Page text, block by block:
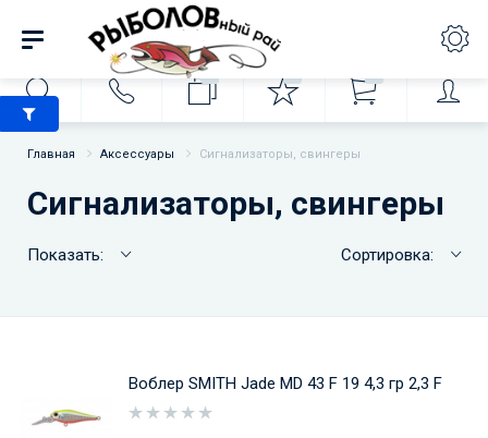
Главная Аксессуары Сигнализаторы, свингеры
Сигнализаторы, свингеры
Показать: Сортировка:
Воблер SMITH Jade MD 43 F 19 4,3 гр 2,3 F